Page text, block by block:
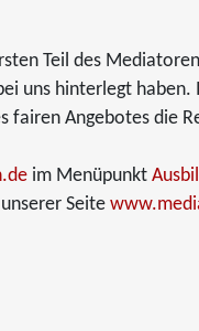
Teil des
uns hinterlegt haben.
fairen Angebotes die
im Menüpunkt
Seite